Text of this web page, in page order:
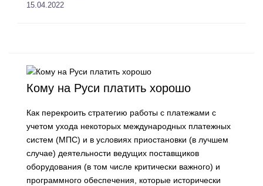
15.04.2022
Кому на Руси платить хорошо
Как перекроить стратегию работы с платежами с
учетом ухода некоторых международных платежных
систем (МПС) и в условиях приостановки (в лучшем
случае) деятельности ведущих поставщиков
оборудования (в том числе критически важного) и
программного обеспечения, которые исторически